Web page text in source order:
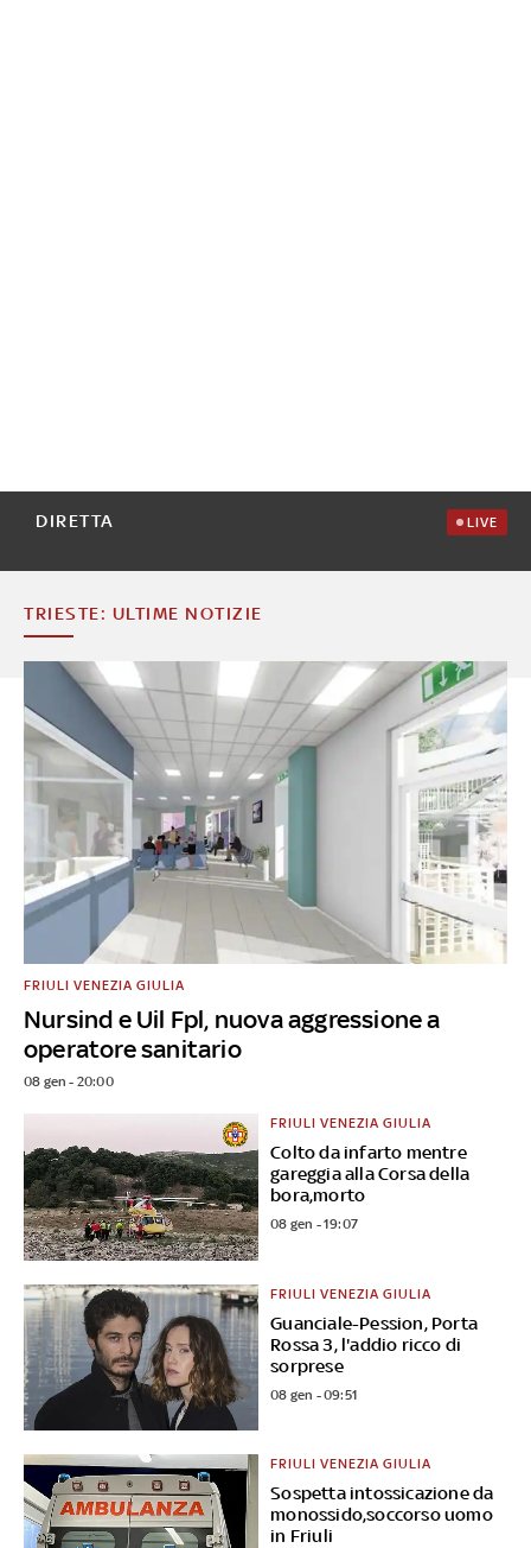
DIRETTA LIVE
TRIESTE: ULTIME NOTIZIE
Nursind e Uil Fpl, nuova aggressione a
operatore sanitario
FRIULI VENEZIA GIULIA
08 gen - 20:00
Colto da infarto mentre
gareggia alla Corsa della
bora,morto
FRIULI VENEZIA GIULIA
08 gen - 19:07
Guanciale-Pession, Porta
Rossa 3, l'addio ricco di
sorprese
FRIULI VENEZIA GIULIA
08 gen - 09:51
Sospetta intossicazione da
monossido,soccorso uomo
in Friuli
FRIULI VENEZIA GIULIA